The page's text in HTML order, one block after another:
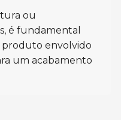
ou
é fundamental
produto envolvido
um acabamento